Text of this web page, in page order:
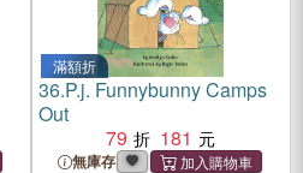
滿額折
36.P.j. Funnybunny Camps
Out
79
181
無庫存